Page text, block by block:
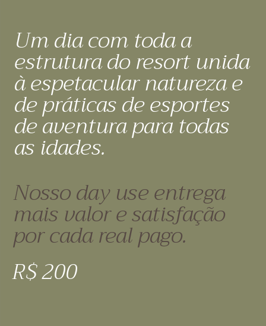
Um dia com toda a
estrutura do resort unida
à espetacular natureza e
de práticas de esportes
de aventura para todas
as idades.
Nosso day use entrega
mais valor e satisfação
por cada real pago.
R$ 200